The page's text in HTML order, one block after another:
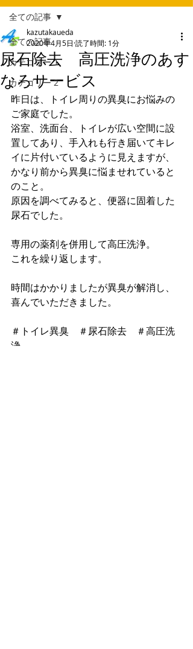
全ての記事
カテゴリー 1
カテゴリー 2
全ての記事
尿石除去 高圧洗浄のあす
なろサービス
kazutakaueda
2020年4月5日 読了時間: 1分
昨日は、トイレ周りの異臭にお悩みの
ご家庭でした。
浴室、洗面台、トイレが広い空間に設
置してあり、手入れも行き届いてキレ
イに片付いているように見えますが、
かなり前から異臭に悩ませれていると
のこと。
原因を調べてみると、便器に固着した
尿石でした。
専用の薬剤を併用して高圧洗浄。
これを繰り返します。
時間はかかりましたが異臭が解消し、
喜んでいただきました。
＃トイレ異臭　＃尿石除去　＃高圧洗
浄